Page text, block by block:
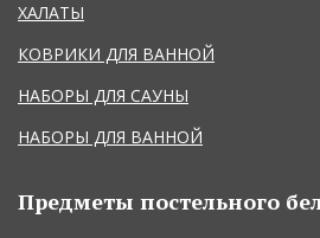
ХАЛАТЫ
КОВРИКИ ДЛЯ ВАННОЙ
НАБОРЫ ДЛЯ САУНЫ
НАБОРЫ ДЛЯ ВАННОЙ
Предметы постельного